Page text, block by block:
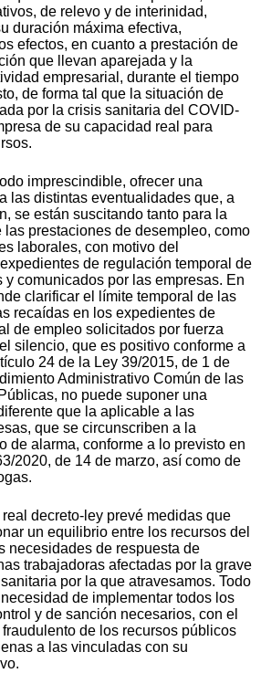
de relevo y de interinidad,
duración máxima efectiva,
efectos, en cuanto a prestación de
que llevan aparejada y la
empresarial, durante el tiempo
de forma tal que la situación de
por la crisis sanitaria del COVID-
de su capacidad real para
imprescindible, ofrecer una
las distintas eventualidades que, a
se están suscitando tanto para la
las prestaciones de desempleo, como
laborales, con motivo del
de regulación temporal de
comunicados por las empresas. En
clarificar el límite temporal de las
recaídas en los expedientes de
de empleo solicitados por fuerza
silencio, que es positivo conforme a
24 de la Ley 39/2015, de 1 de
Administrativo Común de las
no puede suponer una
que la aplicable a las
que se circunscriben a la
de alarma, conforme a lo previsto en
2020, de 14 de marzo, así como de
decreto-ley prevé medidas que
un equilibrio entre los recursos del
necesidades de respuesta de
trabajadoras afectadas por la grave
por la que atravesamos. Todo
de implementar todos los
y de sanción necesarios, con el
de los recursos públicos
a las vinculadas con su